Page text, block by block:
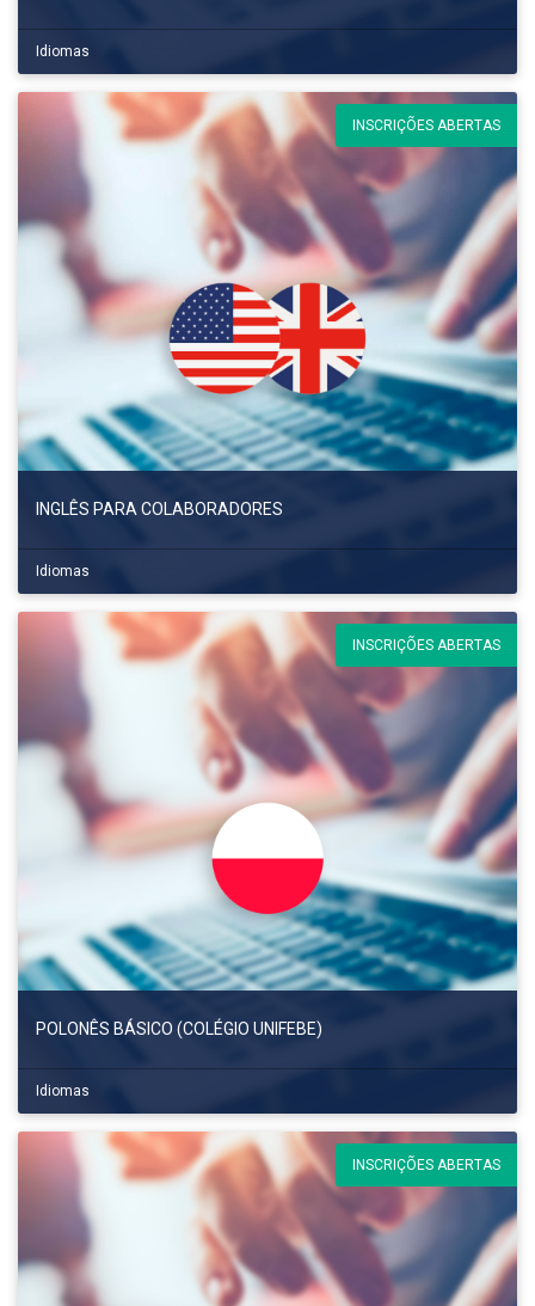
Idiomas
INSCRIÇÕES ABERTAS
INGLÊS PARA COLABORADORES
Idiomas
INSCRIÇÕES ABERTAS
POLONÊS BÁSICO (COLÉGIO UNIFEBE)
Idiomas
INSCRIÇÕES ABERTAS